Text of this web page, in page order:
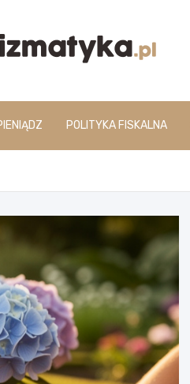
POLITYKA FISKALNA